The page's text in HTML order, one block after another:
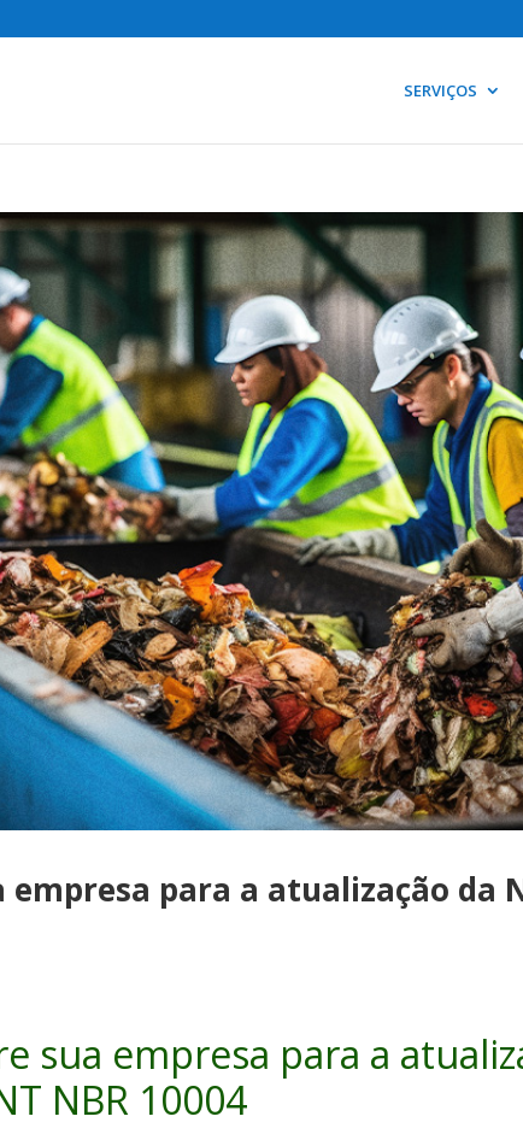
SERVIÇOS
empresa para a atualização da
sua empresa para a
NBR 10004